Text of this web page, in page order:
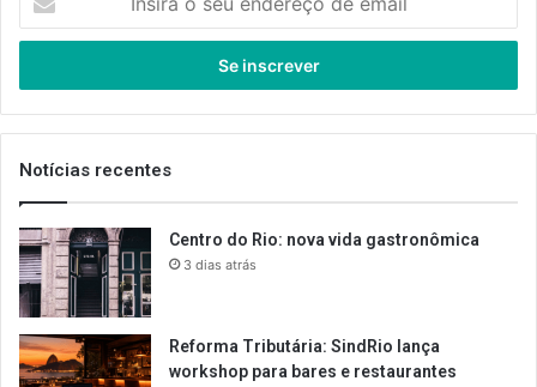
seu
de
email
Notícias recentes
Centro do Rio: nova vida gastronômica
3 dias atrás
Reforma Tributária: SindRio lança
workshop para bares e restaurantes